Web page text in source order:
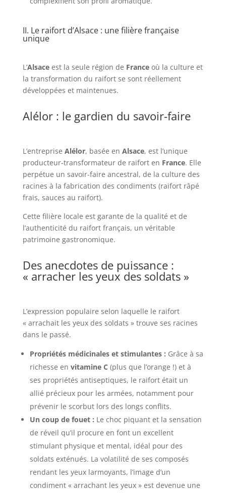
II. Le raifort d’Alsace : une filière française
unique
L’Alsaceest la seule région de Franceoù la culture et
la transformation du raifort se sont réellement
développées et maintenues.
Alélor : le gardien du savoir-faire
L’entreprise Alélor, basée en Alsace, est l’unique
producteur-transformateur de raifort en France. Elle
perpétue un savoir-faire ancestral, de la culture des
racines à la fabrication des condiments (raifort râpé
frais, sauces au raifort).
Cette filière locale est garante de la qualité et de
l’authenticité du raifort français, un véritable
patrimoine gastronomique.
Des anecdotes de puissance :
« arracher les yeux des soldats »
L’expression populaire selon laquelle le raifort
« arrachait les yeux des soldats » trouve ses racines
dans le passé.
Propriétés médicinales et stimulantes : Grâce à sa
richesse en vitamine C (plus que l’orange !) et à
ses propriétés antiseptiques, le raifort était un
allié précieux pour les armées, notamment pour
prévenir le scorbut lors des longs conflits.
Un coup de fouet : Le choc piquant et la sensation
de réveil qu’il procure en font un excellent
stimulant physique et mental, idéal pour des
soldats exténués. La volatilité de ses composés
rendant les yeux larmoyants, l’image d’un
condiment « arrachant les yeux » est devenue une